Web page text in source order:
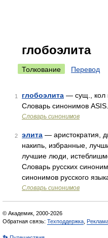
глобоэлита
Толкование Перевод
1 глобоэлита — сущ., кол
Словарь синонимов
Словарь синонимов
2 элита — аристократия,
накипь, избранные,
лучшие люди,
Словарь русских
синонимов русского
Словарь синонимов
© Академик, 2000-2026
Обратная связь: Техподдержка